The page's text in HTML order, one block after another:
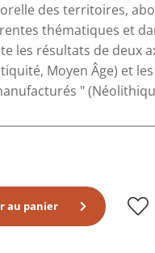
des territoires,
thématiques et
les résultats de deux
Moyen Âge) et
"
au panier